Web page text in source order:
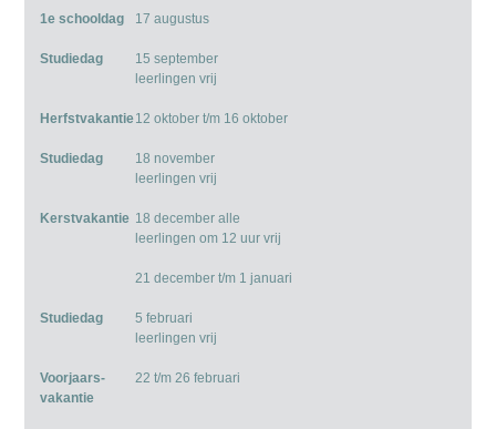
1e schooldag 17 augustus
Studiedag
15 september
leerlingen vrij
Herfstvakantie12 oktober t/m 16 oktober
Studiedag
18 november
leerlingen vrij
Kerstvakantie 18 december alle
leerlingen om 12 uur vrij
21 december t/m 1 januari
Studiedag
5 februari
leerlingen vrij
Voorjaars-
vakantie
22 t/m 26 februari